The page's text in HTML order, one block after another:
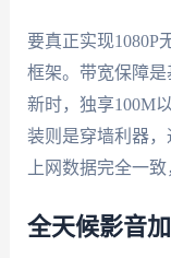
要真正实现1080P
框架。带宽保障
新时，独享100M
装则是穿墙利器
上网数据完全一
全天候影音